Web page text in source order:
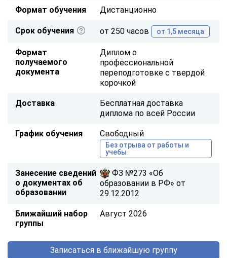
Формат обучения Дистанционно
Срок обучения от 250 часов от 1,5 месяца
Формат
получаемого
документа
Диплом о
профессиональной
переподготовке с твердой
корочкой
Доставка
Бесплатная доставка
диплома по всей России
График обучения Свободный
Без отрыва от работы и
учебы
Занесение сведений
о документах об
образовании
ФЗ №273 «Об
образовании в РФ» от
29.12.2012
Ближайший набор
группы
Август 2026
Записаться в ближайшую группу